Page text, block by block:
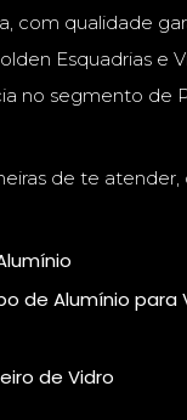
com qualidade
Esquadrias e
no segmento de
de te atender,
de Alumínio para
de Vidro